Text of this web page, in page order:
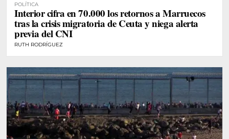
POLÍTICA
Interior cifra en 70.000 los retornos a Marruecos
tras la crisis migratoria de Ceuta y niega alerta
previa del CNI
RUTH RODRÍGUEZ